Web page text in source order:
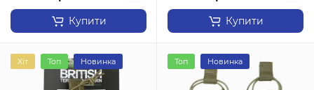
Купити Купити
Хіт Топ Новинка Топ Новинка